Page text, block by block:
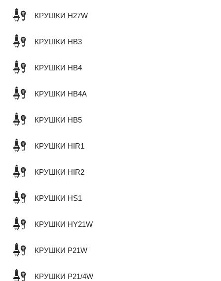
КРУШКИ H27W
КРУШКИ HB3
КРУШКИ HB4
КРУШКИ HB4A
КРУШКИ HB5
КРУШКИ HIR1
КРУШКИ HIR2
КРУШКИ HS1
КРУШКИ HY21W
КРУШКИ P21W
КРУШКИ P21/4W